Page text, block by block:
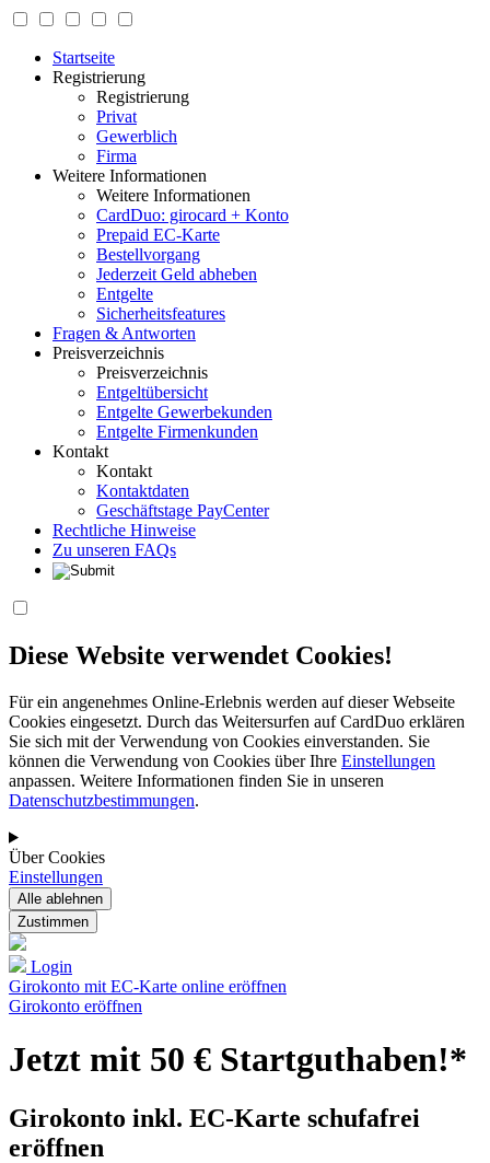
Startseite
Registrierung
Registrierung
Privat
Gewerblich
Firma
Weitere Informationen
Weitere Informationen
CardDuo: girocard + Konto
Prepaid EC-Karte
Bestellvorgang
Jederzeit Geld abheben
Entgelte
Sicherheitsfeatures
Fragen & Antworten
Preisverzeichnis
Preisverzeichnis
Entgeltübersicht
Entgelte Gewerbekunden
Entgelte Firmenkunden
Kontakt
Kontakt
Kontaktdaten
Geschäftstage PayCenter
Rechtliche Hinweise
Zu unseren FAQs
Diese Website verwendet Cookies!
Für ein angenehmes Online-Erlebnis werden auf dieser Webseite
Cookies eingesetzt. Durch das Weitersurfen auf CardDuo erklären
Sie sich mit der Verwendung von Cookies einverstanden. Sie
können die Verwendung von Cookies über Ihre Einstellungen
anpassen. Weitere Informationen finden Sie in unseren
Datenschutzbestimmungen.
Über Cookies
Einstellungen
Login
Girokonto mit EC-Karte online eröffnen
Girokonto eröffnen
Jetzt mit 50 € Startguthaben!*
Girokonto inkl. EC-Karte schufafrei
eröffnen